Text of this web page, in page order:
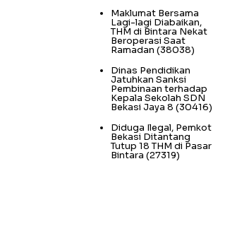
Maklumat Bersama
Lagi-lagi Diabaikan,
THM di Bintara Nekat
Beroperasi Saat
Ramadan (38038)
Dinas Pendidikan
Jatuhkan Sanksi
Pembinaan terhadap
Kepala Sekolah SDN
Bekasi Jaya 8 (30416)
Diduga Ilegal, Pemkot
Bekasi Ditantang
Tutup 18 THM di Pasar
Bintara (27319)